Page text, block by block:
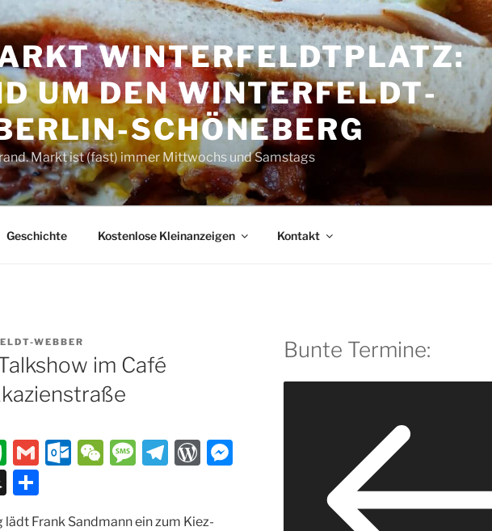
WINTER­FELDT­PLATZ:
UM DEN WINTER­FELDT­
SCHÖNEBERG
Markt ist (fast) immer Mittwochs und Samstags
Geschichte Kostenlose Kleinanzeigen Kontakt
WEBBER
im Café
E
v
er
G
O
W M T
W
S
n
ei
Frank Sandmann ein zum Kiez-
Bunte Termine: